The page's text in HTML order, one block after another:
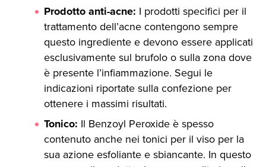
Prodotto anti-acne: I prodotti specifici per il
trattamento dell’acne contengono sempre
questo ingrediente e devono essere applicati
esclusivamente sul brufolo o sulla zona dove
è presente l’infiammazione. Segui le
indicazioni riportate sulla confezione per
ottenere i massimi risultati.
Tonico: Il Benzoyl Peroxide è spesso
contenuto anche nei tonici per il viso per la
sua azione esfoliante e sbiancante. In questo